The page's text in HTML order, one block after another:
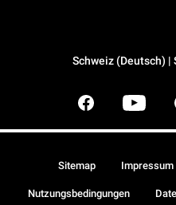
Schweiz (Deutsch)
Sitemap Impressum
Nutzungsbedingungen